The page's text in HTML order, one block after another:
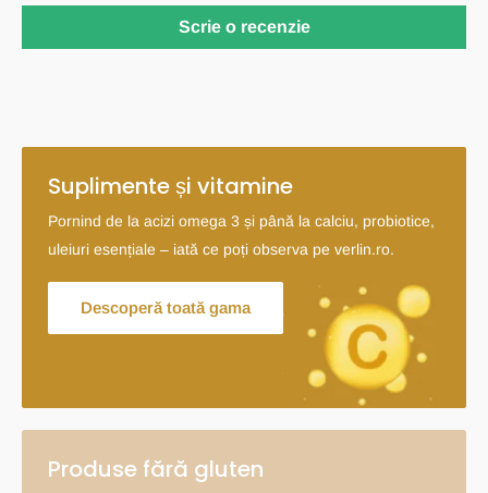
Scrie o recenzie
Suplimente și vitamine
Pornind de la acizi omega 3 și până la calciu, probiotice,
uleiuri esențiale – iată ce poți observa pe verlin.ro.
Descoperă toată gama
Produse fără gluten